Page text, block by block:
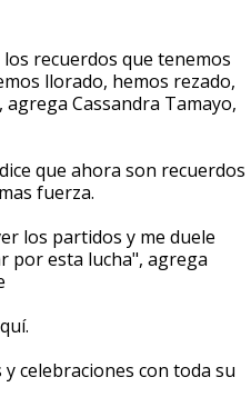
recuerdos que tenemos
llorado, hemos rezado,
Cassandra Tamayo,
que ahora son recuerdos
fuerza.
los partidos y me duele
por esta lucha", agrega
celebraciones con toda su